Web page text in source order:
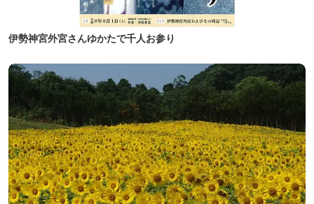
伊勢神宮外宮さんゆかたで千人お参り